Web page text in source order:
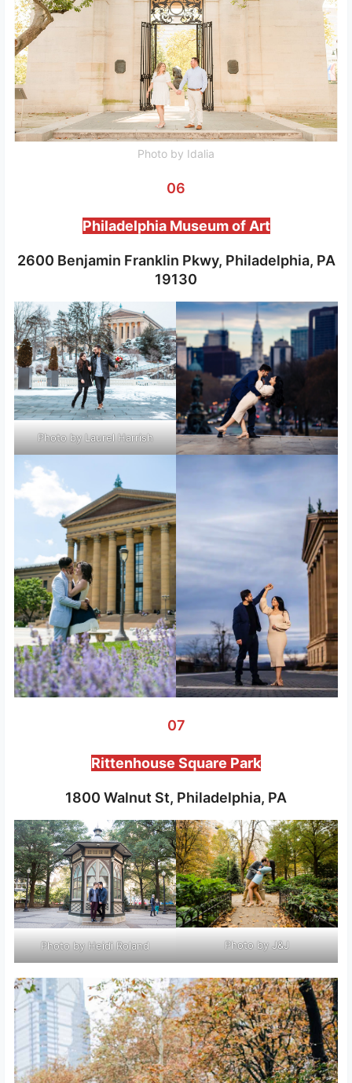
Photo by Idalia
06
Philadelphia Museum of Art
2600 Benjamin Franklin Pkwy, Philadelphia, PA
19130
Photo by Laurel Harrish
07
Rittenhouse Square Park
1800 Walnut St, Philadelphia, PA
Photo by Heidi Roland Photo by J&J